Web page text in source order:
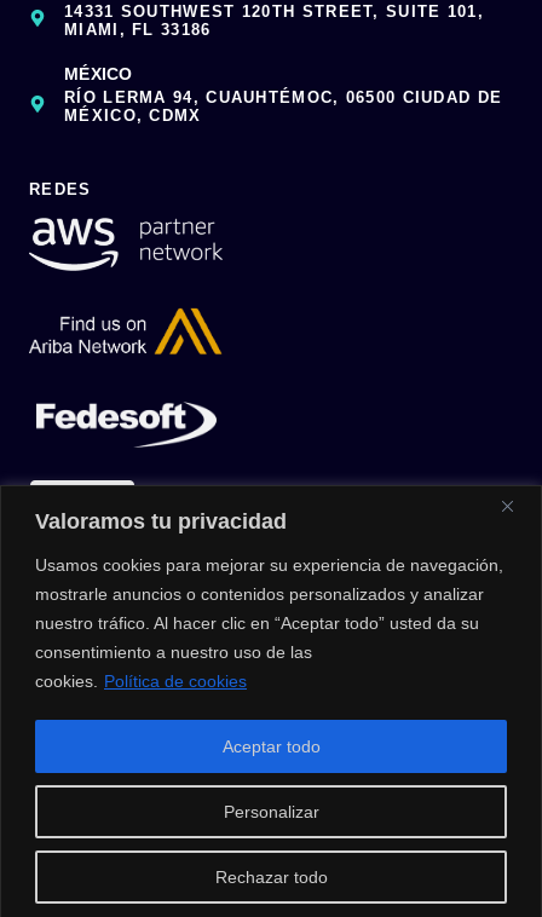
Valoramos tu privacidad
Usamos cookies para mejorar su experiencia de navegación,
mostrarle anuncios o contenidos personalizados y analizar
nuestro tráfico. Al hacer clic en “Aceptar todo” usted da su
consentimiento a nuestro uso de las
cookies.
Política de cookies
Personalizar
Rechazar todo
Aceptar todo
14331 SOUTHWEST 120TH STREET, SUITE 101,
MIAMI, FL 33186
MÉXICO
RÍO LERMA 94, CUAUHTÉMOC, 06500 CIUDAD DE
MÉXICO, CDMX
REDES
© 2026 |Privacy Policy|Data Protection Policy|Media Kit| All
Rights Reserved | Powered by Clouxter